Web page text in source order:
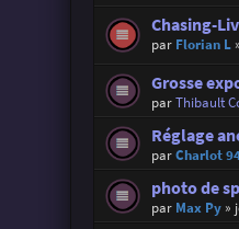
Chasing-
par Florian L»
Grosse
parThibault
Réglage
parCharlot
photo de
par Max Py»